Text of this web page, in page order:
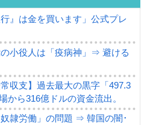
行』は金を買います」公式プレ
小役人は「疫病神」⇒ 避ける
常収支】過去最大の黒字「497.3
ら316億ドルの資金流出。
隷労働」の問題 ⇒ 韓国の闇･